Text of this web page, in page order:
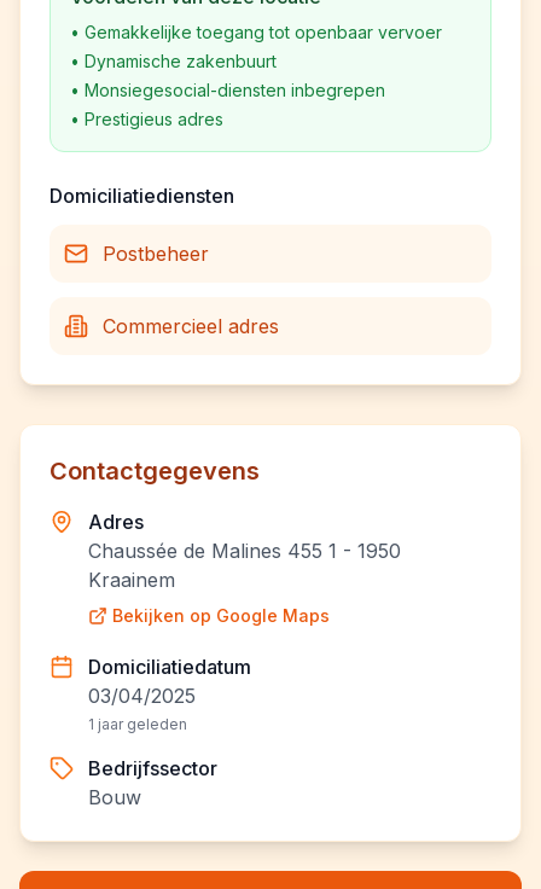
• Gemakkelijke toegang tot openbaar vervoer
• Dynamische zakenbuurt
• Monsiegesocial-diensten inbegrepen
• Prestigieus adres
Domiciliatiediensten
Postbeheer
Commercieel adres
Contactgegevens
Adres
Chaussée de Malines 455 1 - 1950
Kraainem
Bekijken op Google Maps
Domiciliatiedatum
03/04/2025
1 jaar geleden
Bedrijfssector
Bouw